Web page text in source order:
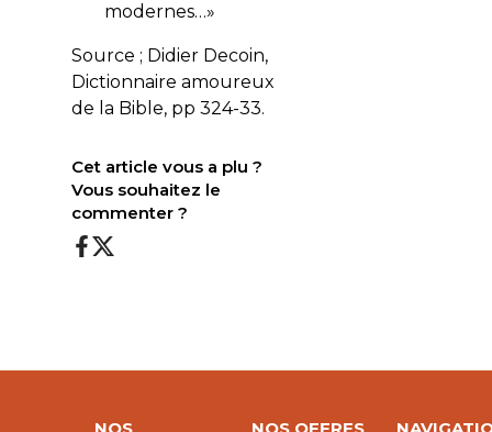
modernes…»
Source ; Didier Decoin,
Dictionnaire amoureux
de la Bible, pp 324-33.
Cet article vous a plu ?
Vous souhaitez le
commenter ?